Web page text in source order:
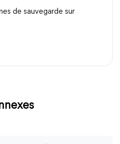
de sauvegarde sur